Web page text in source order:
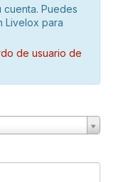
Puedes
Livelox para
de usuario de